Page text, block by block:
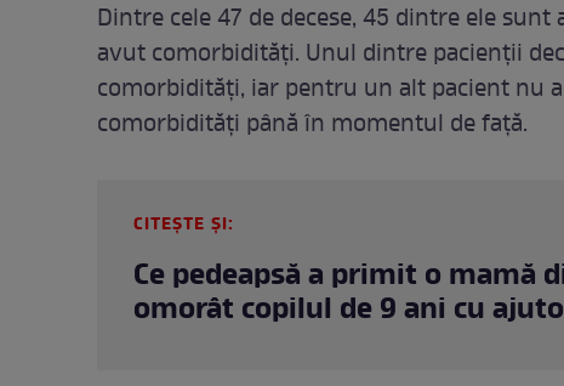
Dintre cele 47 de decese, 45 dintre ele sunt
avut comorbidități. Unul dintre pacienții
comorbidități, iar pentru un alt pacient nu
comorbidități până în momentul de față.
CITEȘTE ȘI:
Ce pedeapsă a primit o mamă
omorât copilul de 9 ani cu